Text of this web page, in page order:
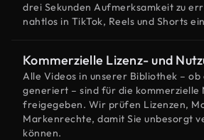
drei Sekunden Aufmerksamkeit zu
nahtlos in TikTok, Reels und Shorts
Kommerzielle Lizenz- und
Alle Videos in unserer Bibliothek –
generiert – sind für die kommerzielle
freigegeben. Wir prüfen Lizenzen,
Markenrechte, damit Sie unbesorgt
können.